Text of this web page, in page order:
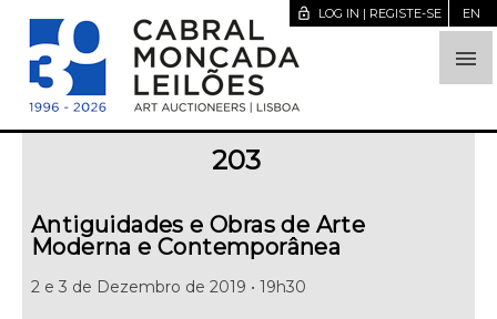

lock_open LOG IN | REGISTE-SE EN
203
Antiguidades e Obras de Arte
Moderna e Contemporânea
2 e 3 de Dezembro de 2019 • 19h30